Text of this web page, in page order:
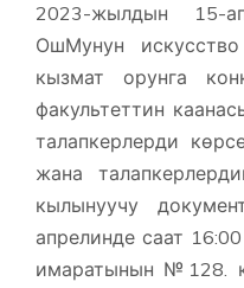
2023-жылдын 15-
ОшМунун
кызмат орунга
факультеттин
талапкерлерди
жана
кылынуучу
апрелинде саат
имаратынын №128.